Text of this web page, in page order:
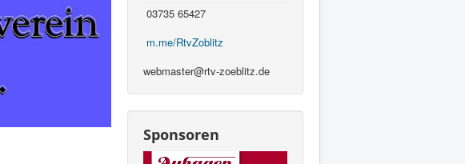
03735 65427
m.me/RtvZoblitz
webmaster@rtv-zoeblitz.de
Sponsoren